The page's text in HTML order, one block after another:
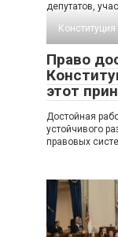
депутатов,
Конституция
Право
этот
Достойная
устойчивого
правовых